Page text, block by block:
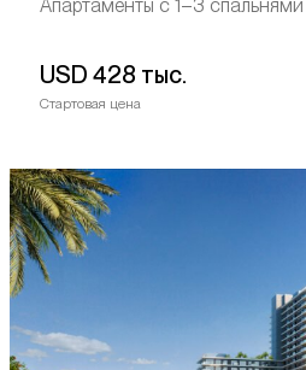
Апартаменты с 1–3 спальнями
USD 428 тыс.
Стартовая цена